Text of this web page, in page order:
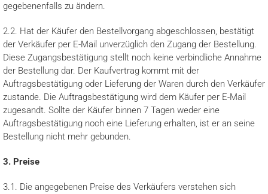
gegebenenfalls zu ändern.
2.2. Hat der Käufer den Bestellvorgang abgeschlossen, bestätigt
der Verkäufer per E-Mail unverzüglich den Zugang der Bestellung.
Diese Zugangsbestätigung stellt noch keine verbindliche Annahme
der Bestellung dar. Der Kaufvertrag kommt mit der
Auftragsbestätigung oder Lieferung der Waren durch den Verkäufer
zustande. Die Auftragsbestätigung wird dem Käufer per E-Mail
zugesandt. Sollte der Käufer binnen 7 Tagen weder eine
Auftragsbestätigung noch eine Lieferung erhalten, ist er an seine
Bestellung nicht mehr gebunden.
3. Preise
3.1. Die angegebenen Preise des Verkäufers verstehen sich